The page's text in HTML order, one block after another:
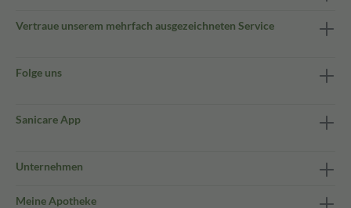
Vertraue unserem mehrfach ausgezeichneten Service
Folge uns
Sanicare App
Unternehmen
Meine Apotheke